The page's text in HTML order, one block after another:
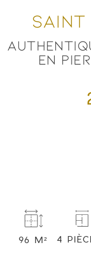
SAINT
EN
96 M² 4